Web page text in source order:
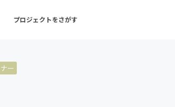
プロジェクトをさがす
ー